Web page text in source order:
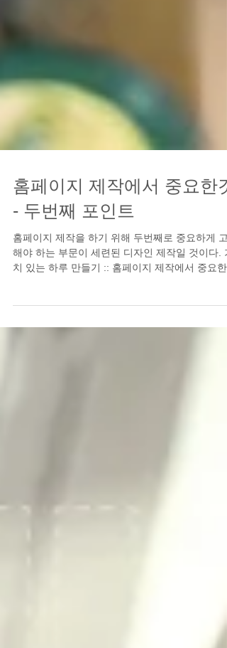
홈페이지 제작에서 중요한것
- 두번째 포인트
홈페이지 제작을 하기 위해 두번째로 중요하게 고
해야 하는 부문이 세련된 디자인 제작일 것이다.
- 첫번째 포인트 그렇다면 웹 또는 모바일 디자인을